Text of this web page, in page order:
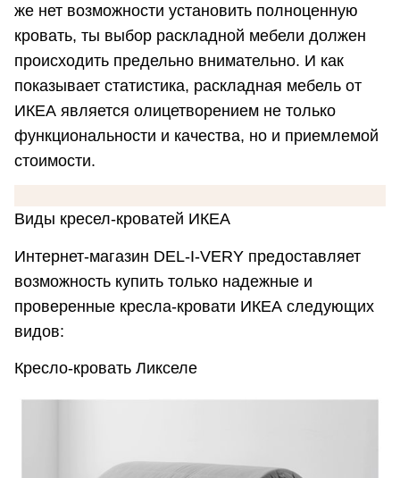
же нет возможности установить полноценную
кровать, ты выбор раскладной мебели должен
происходить предельно внимательно. И как
показывает статистика, раскладная мебель от
ИКЕА является олицетворением не только
функциональности и качества, но и приемлемой
стоимости.
Виды кресел-кроватей ИКЕА
Интернет-магазин DEL-I-VERY предоставляет
возможность купить только надежные и
проверенные кресла-кровати ИКЕА следующих
видов:
Кресло-кровать Ликселе